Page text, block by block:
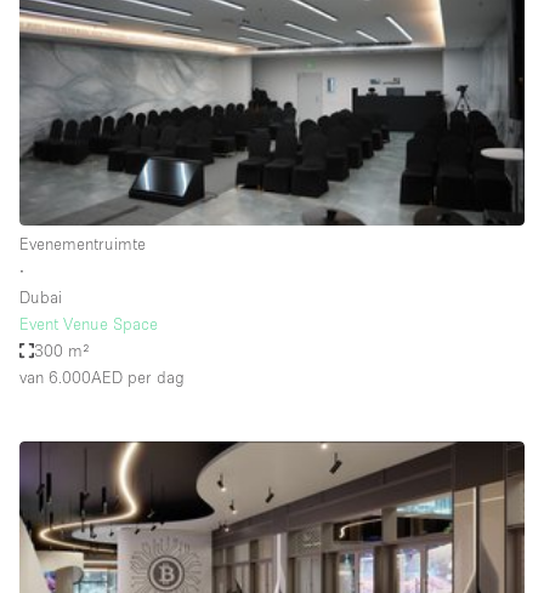
Ontvangsthal
Overige
Restaurant / Bar / Café
Salon
Unieke ruimte
Vergaderruimte
Winkel delen
Winkelruimte in winkelcentrum
Kenmerken ruimte
Airconditioning
Animals Friendly
Evenementruimte
∙
Dubai
Event Venue Space
300 m²
van 6.000AED per dag